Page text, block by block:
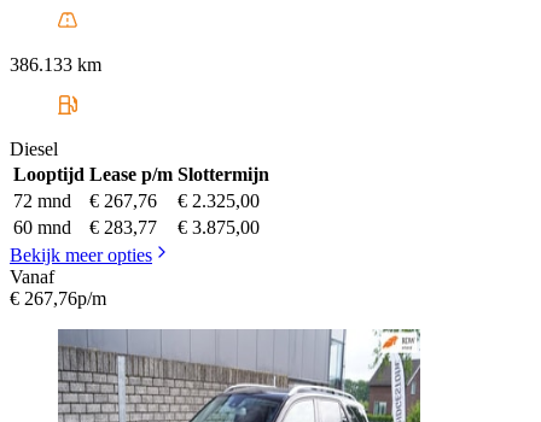
386.133 km
Diesel
Looptijd Lease p/m Slottermijn
72 mnd
€ 267,76
€ 2.325,00
60 mnd
€ 283,77
€ 3.875,00
Bekijk meer opties
Vanaf
€ 267,76p/m